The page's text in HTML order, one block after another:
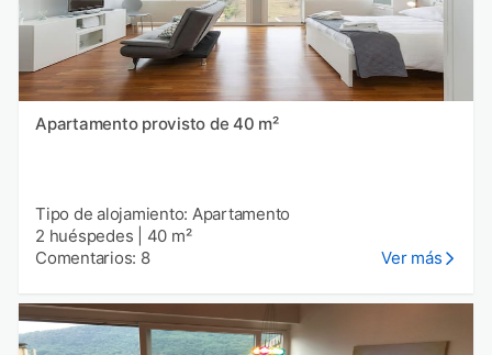
Apartamento provisto de 40 m²
Tipo de alojamiento: Apartamento
2 huéspedes
40 m²
Comentarios: 8
Ver más